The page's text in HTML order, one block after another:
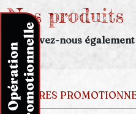
Nos produits
Retrouvez-nous
OFFRES